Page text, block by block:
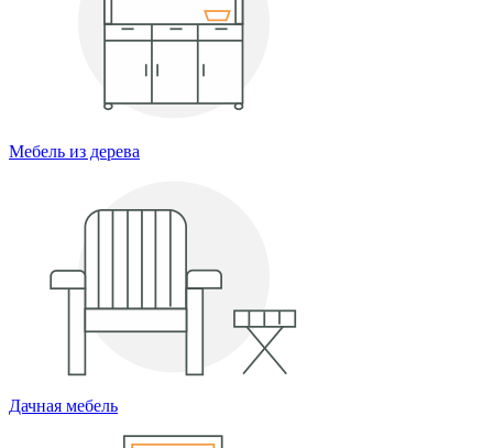
Мебель из дерева
Дачная мебель